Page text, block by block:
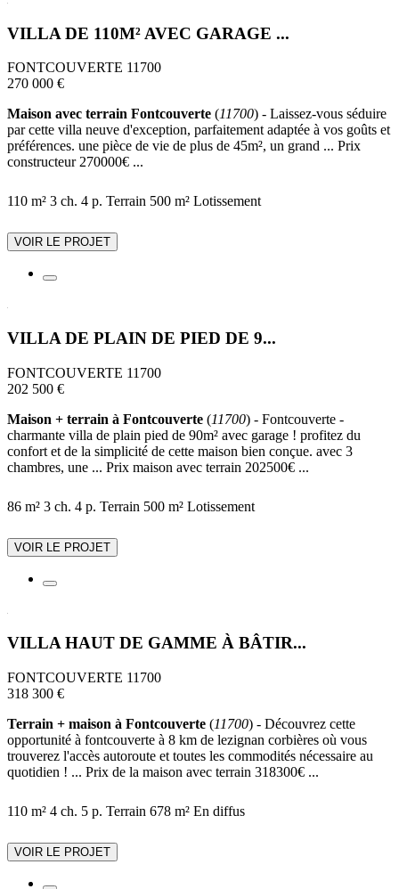
VILLA DE 110M² AVEC GARAGE ...
FONTCOUVERTE 11700
270 000 €
Maison avec terrain Fontcouverte (11700) - Laissez-vous séduire
par cette villa neuve d'exception, parfaitement adaptée à vos goûts et
préférences. une pièce de vie de plus de 45m², un grand ... Prix
constructeur 270000€ ...
110 m² 3 ch. 4 p. Terrain 500 m² Lotissement
VOIR LE PROJET
VILLA DE PLAIN DE PIED DE 9...
FONTCOUVERTE 11700
202 500 €
Maison + terrain à Fontcouverte (11700) - Fontcouverte -
charmante villa de plain pied de 90m² avec garage ! profitez du
confort et de la simplicité de cette maison bien conçue. avec 3
chambres, une ... Prix maison avec terrain 202500€ ...
86 m² 3 ch. 4 p. Terrain 500 m² Lotissement
VOIR LE PROJET
VILLA HAUT DE GAMME À BÂTIR...
FONTCOUVERTE 11700
318 300 €
Terrain + maison à Fontcouverte (11700) - Découvrez cette
opportunité à fontcouverte à 8 km de lezignan corbières où vous
trouverez l'accès autoroute et toutes les commodités nécessaire au
quotidien ! ... Prix de la maison avec terrain 318300€ ...
110 m² 4 ch. 5 p. Terrain 678 m² En diffus
VOIR LE PROJET